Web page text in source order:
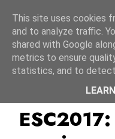
This site uses cookies
and to analyze traffic.
shared with Google
metrics to ensure
statistics, and to detect